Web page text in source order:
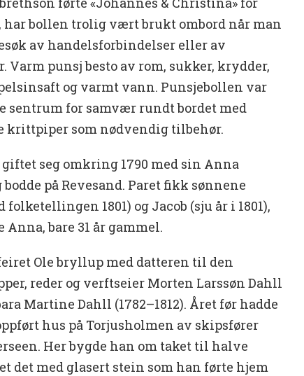
har bollen trolig vært brukt ombord når man
av handelsforbindelser eller av
Varm punsj besto av rom, sukker, krydder,
og varmt vann. Punsjebollen var
sentrum for samvær rundt bordet med
krittpiper som nødvendig tilbehør.
seg omkring 1790 med sin Anna
bodde på Revesand. Paret fikk sønnene
folketellingen 1801) og Jacob (sju år i 1801),
Anna, bare 31 år gammel.
feiret Ole bryllup med datteren til den
reder og verftseier Morten Larssøn Dahll
Martine Dahll (1782–1812). Året før hadde
hus på Torjusholmen av skipsfører
Her bygde han om taket til halve
det med glasert stein som han førte hjem